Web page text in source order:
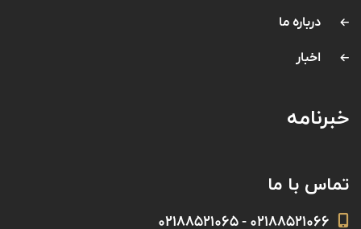
درباره ما
اخبار
خبرنامه
تماس با ما
۰۲۱۸۸۵۲۱۰۶۶ - ۰۲۱۸۸۵۲۱۰۶۵